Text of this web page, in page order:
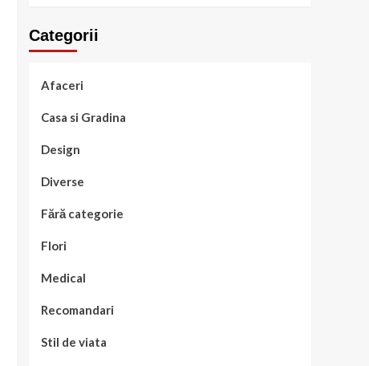
Categorii
Afaceri
Casa si Gradina
Design
Diverse
Fără categorie
Flori
Medical
Recomandari
Stil de viata